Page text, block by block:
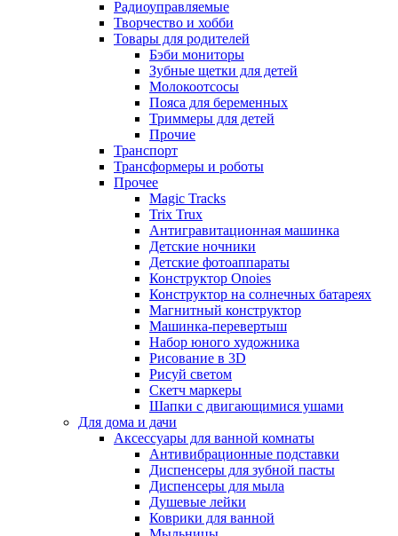
Радиоуправляемые
Творчество и хобби
Товары для родителей
Бэби мониторы
Зубные щетки для детей
Молокоотсосы
Пояса для беременных
Триммеры для детей
Прочие
Транспорт
Трансформеры и роботы
Прочее
Magic Tracks
Trix Trux
Антигравитационная машинка
Детские ночники
Детские фотоаппараты
Конструктор Onoies
Конструктор на солнечных батареях
Магнитный конструктор
Машинка-перевертыш
Набор юного художника
Рисование в 3D
Рисуй светом
Скетч маркеры
Шапки с двигающимися ушами
Для дома и дачи
Аксессуары для ванной комнаты
Антивибрационные подставки
Диспенсеры для зубной пасты
Диспенсеры для мыла
Душевые лейки
Коврики для ванной